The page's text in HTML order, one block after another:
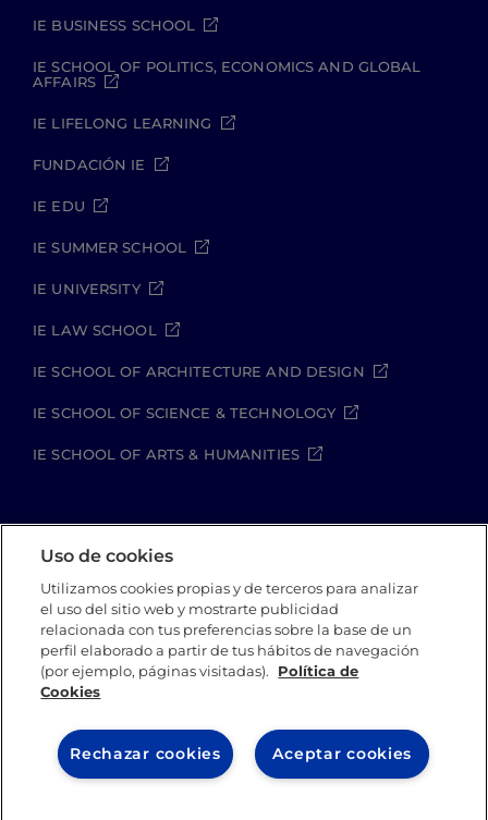
IE BUSINESS SCHOOL
IE SCHOOL OF POLITICS, ECONOMICS AND GLOBAL
AFFAIRS
IE LIFELONG LEARNING
FUNDACIÓN IE
IE EDU
IE SUMMER SCHOOL
IE UNIVERSITY
IE LAW SCHOOL
IE SCHOOL OF ARCHITECTURE AND DESIGN
IE SCHOOL OF SCIENCE & TECHNOLOGY
IE SCHOOL OF ARTS & HUMANITIES
Aviso legal
Student Academic Standards
Canal Compliance
Site Map
Uso de cookies
Utilizamos cookies propias y de terceros para analizar
el uso del sitio web y mostrarte publicidad
relacionada con tus preferencias sobre la base de un
perfil elaborado a partir de tus hábitos de navegación
(por ejemplo, páginas visitadas).
Política de
Cookies
Aceptar cookies
Rechazar cookies